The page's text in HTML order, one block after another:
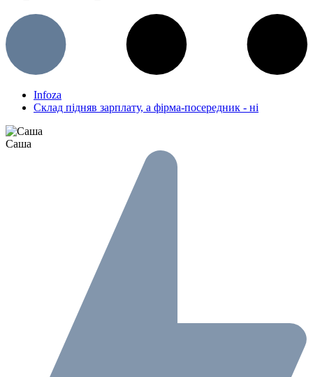
Infoza
Склад підняв зарплату, а фірма-посередник - ні
Саша